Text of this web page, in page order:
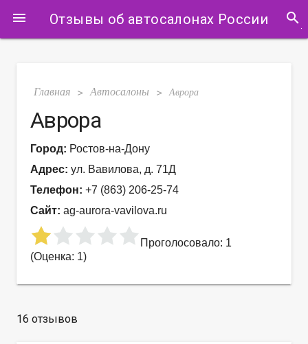
menu Отзывы об автосалонах России search
Главная > Автосалоны > Аврора
Аврора
Город: Ростов-на-Дону
Адрес: ул. Вавилова, д. 71Д
Телефон: +7 (863) 206-25-74
Сайт: ag-aurora-vavilova.ru
Проголосовало: 1
(Оценка: 1)
16 отзывов